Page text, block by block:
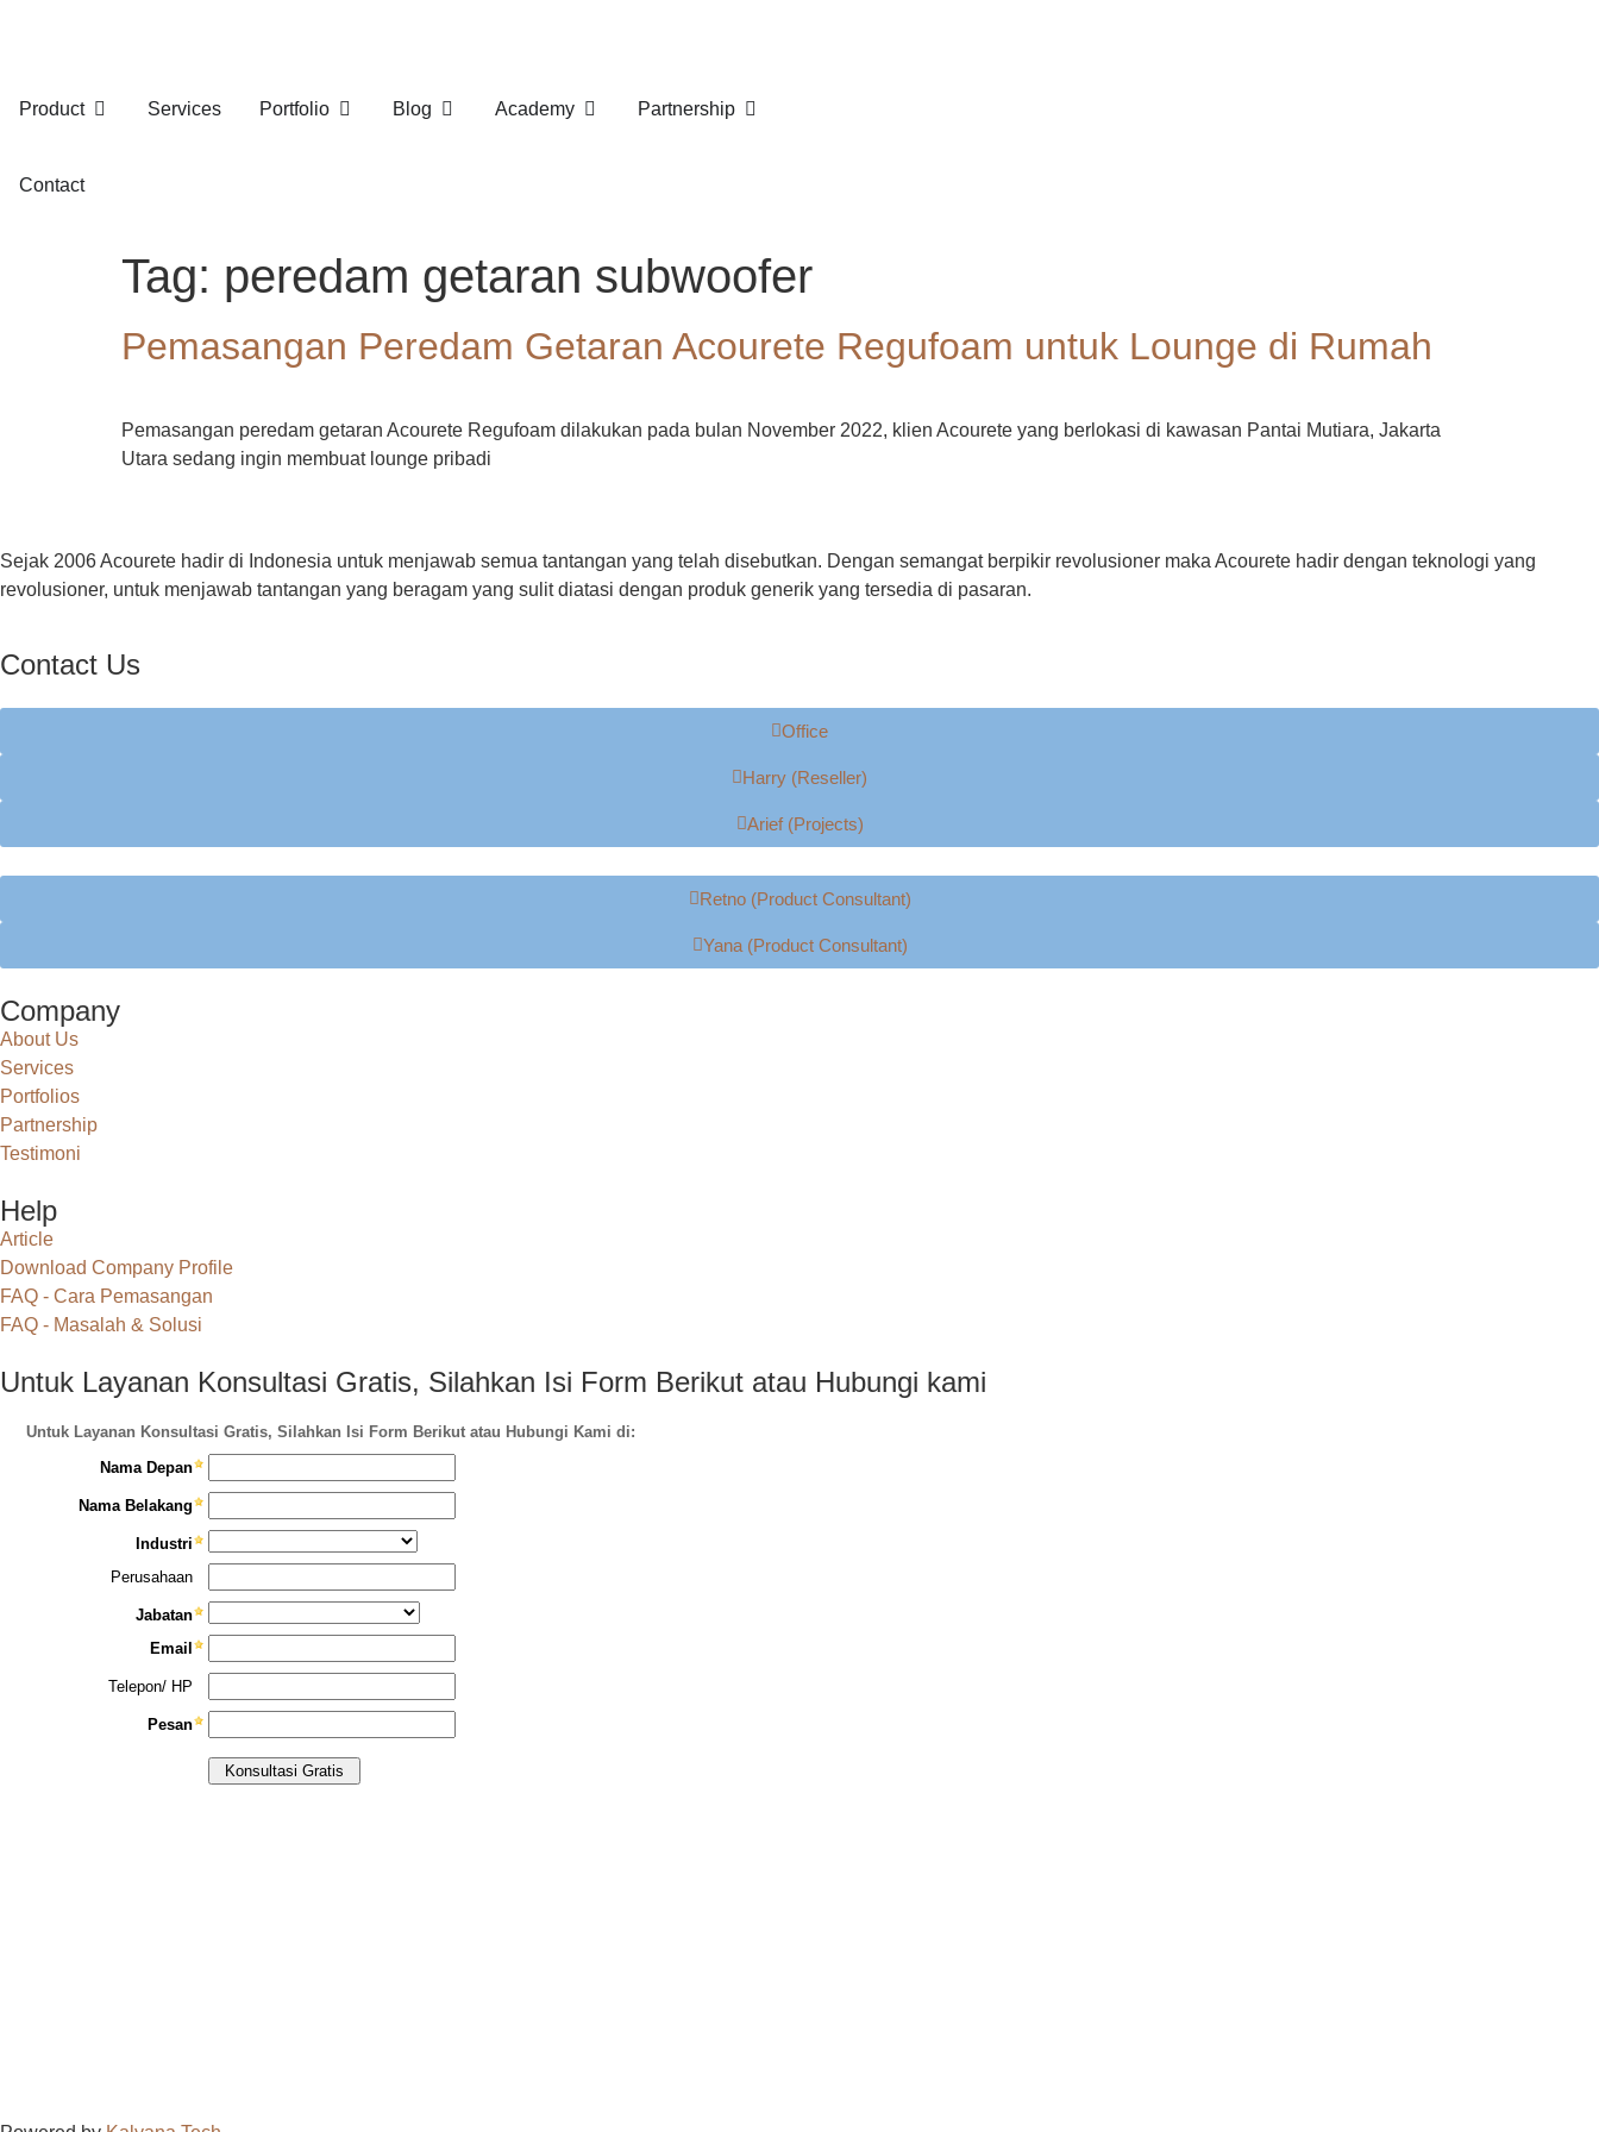
Product Services Portfolio Blog Academy Partnership
Contact
Tag: peredam getaran subwoofer
Pemasangan Peredam Getaran Acourete Regufoam untuk Lounge di Rumah
Pemasangan peredam getaran Acourete Regufoam dilakukan pada bulan November 2022, klien Acourete yang berlokasi di kawasan Pantai Mutiara, Jakarta
Utara sedang ingin membuat lounge pribadi
Sejak 2006 Acourete hadir di Indonesia untuk menjawab semua tantangan yang telah disebutkan. Dengan semangat berpikir revolusioner maka Acourete hadir dengan teknologi yang
revolusioner, untuk menjawab tantangan yang beragam yang sulit diatasi dengan produk generik yang tersedia di pasaran.
Contact Us
Office
Harry (Reseller)
Arief (Projects)
Retno (Product Consultant)
Yana (Product Consultant)
Company
About Us
Services
Portfolios
Partnership
Testimoni
Help
Article
Download Company Profile
FAQ - Cara Pemasangan
FAQ - Masalah & Solusi
Untuk Layanan Konsultasi Gratis, Silahkan Isi Form Berikut atau Hubungi kami